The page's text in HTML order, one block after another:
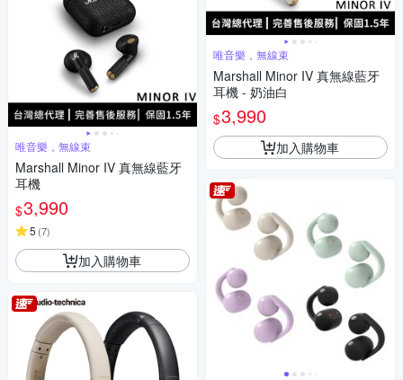
唯音樂，無線束
Marshall Minor IV 真無線藍牙
耳機
$3,990
5 (7)
加入購物車
唯音樂，無線束
Marshall Minor IV 真無線藍牙
耳機 - 奶油白
$3,990
加入購物車